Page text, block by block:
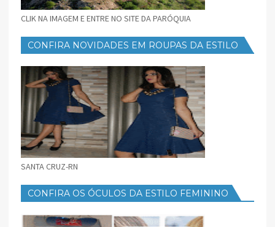
CLIK NA IMAGEM E ENTRE NO SITE DA PARÓQUIA
CONFIRA NOVIDADES EM ROUPAS DA ESTILO
SANTA CRUZ-RN
CONFIRA OS ÓCULOS DA ESTILO FEMININO